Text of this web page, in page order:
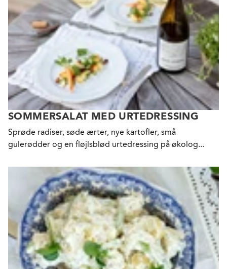
SOMMERSALAT MED URTEDRESSING
Sprøde radiser, søde ærter, nye kartofler, små
gulerødder og en fløjlsblød urtedressing på økolog...